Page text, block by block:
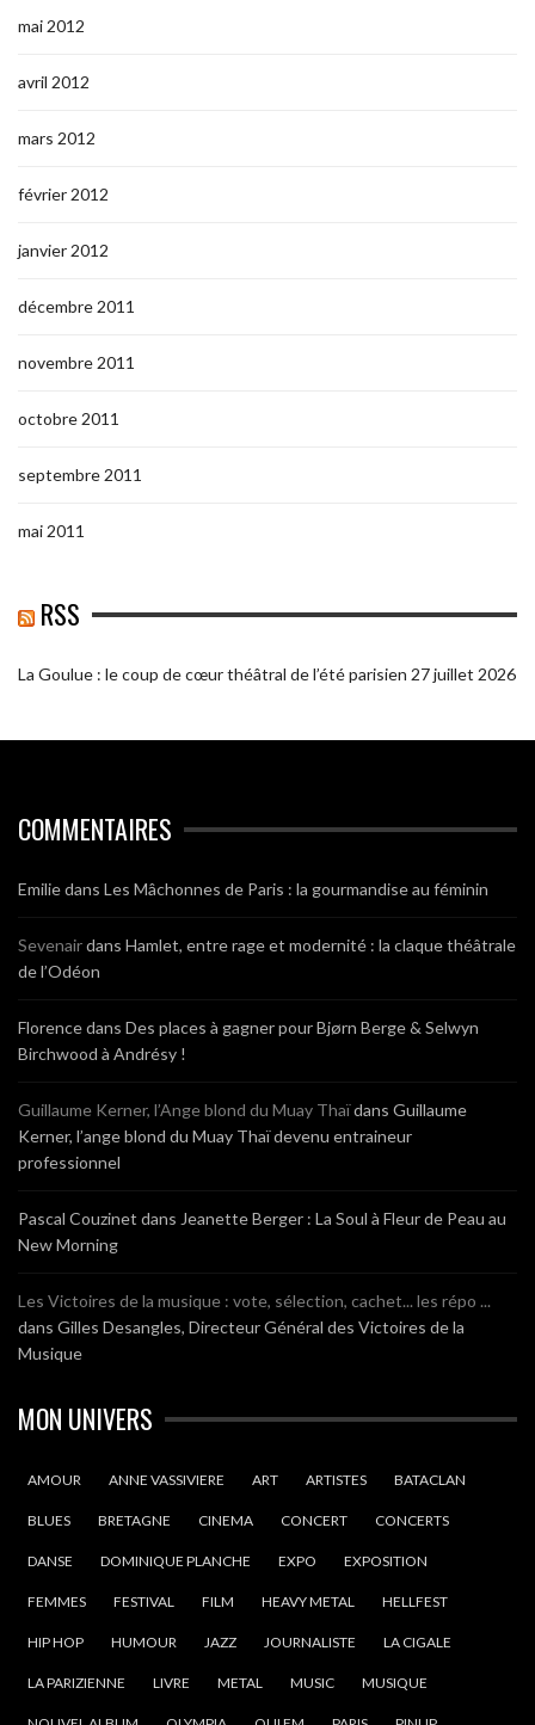
mai 2012
avril 2012
mars 2012
février 2012
janvier 2012
décembre 2011
novembre 2011
octobre 2011
septembre 2011
mai 2011
RSS
La Goulue : le coup de cœur théâtral de l’été parisien 27 juillet 2026
COMMENTAIRES
Emiliedans Les Mâchonnes de Paris : la gourmandise au féminin
Sevenairdans Hamlet, entre rage et modernité : la claque théâtrale
de l’Odéon
Florencedans Des places à gagner pour Bjørn Berge & Selwyn
Birchwood à Andrésy !
Guillaume Kerner, l’Ange blond du Muay Thaïdans Guillaume
Kerner, l’ange blond du Muay Thaï devenu entraineur
professionnel
Pascal Couzinet dans Jeanette Berger : La Soul à Fleur de Peau au
New Morning
Les Victoires de la musique : vote, sélection, cachet... les répo ...
dans Gilles Desangles, Directeur Général des Victoires de la
Musique
MON UNIVERS
AMOUR ANNE VASSIVIERE ART ARTISTES BATACLAN
BLUES BRETAGNE CINEMA CONCERT CONCERTS
DANSE DOMINIQUE PLANCHE EXPO EXPOSITION
FEMMES FESTIVAL FILM HEAVY METAL HELLFEST
HIP HOP HUMOUR JAZZ JOURNALISTE LA CIGALE
LA PARIZIENNE LIVRE METAL MUSIC MUSIQUE